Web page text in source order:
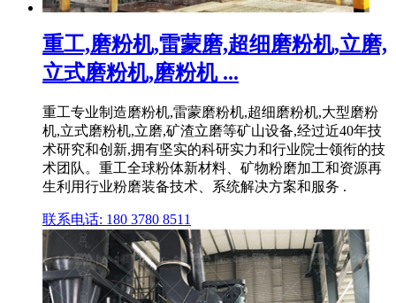
重工,磨粉机,雷蒙磨,超细磨粉机,立磨,
立式磨粉机,磨粉机 ...
重工专业制造磨粉机,雷蒙磨粉机,超细磨粉机,大型磨粉
机,立式磨粉机,立磨,矿渣立磨等矿山设备,经过近40年技
术研究和创新,拥有坚实的科研实力和行业院士领衔的技
术团队。重工全球粉体新材料、矿物粉磨加工和资源再
生利用行业粉磨装备技术、系统解决方案和服务 .
联系电话: 180 3780 8511